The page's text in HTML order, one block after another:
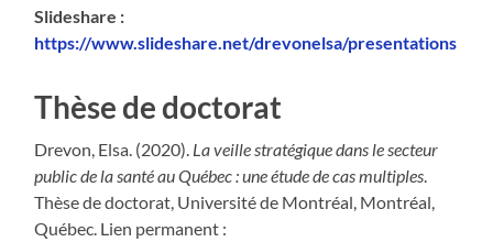
Slideshare :
https://www.slideshare.net/drevonelsa/presentations
Thèse de doctorat
Drevon, Elsa. (2020). La veille stratégique dans le secteur
public de la santé au Québec : une étude de cas multiples
Thèse de doctorat, Université de Montréal, Montréal,
Québec. Lien permanent :